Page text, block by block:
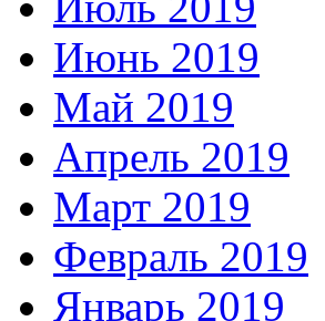
Июнь 2019
Май 2019
Апрель 2019
Март 2019
Февраль 2019
Январь 2019